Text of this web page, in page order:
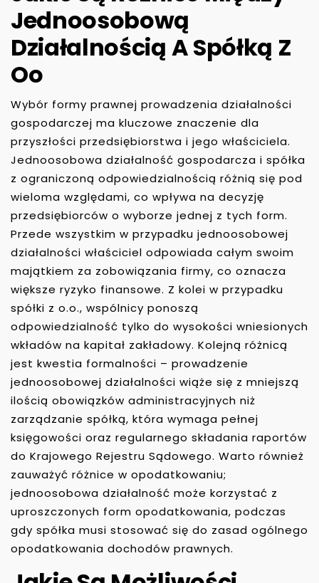
Jednoosobową
Działalnością A Spółką Z
Oo
Wybór formy prawnej prowadzenia działalności
gospodarczej ma kluczowe znaczenie dla
przyszłości przedsiębiorstwa i jego właściciela.
Jednoosobowa działalność gospodarcza i spółka
z ograniczoną odpowiedzialnością różnią się pod
wieloma względami, co wpływa na decyzję
przedsiębiorców o wyborze jednej z tych form.
Przede wszystkim w przypadku jednoosobowej
działalności właściciel odpowiada całym swoim
majątkiem za zobowiązania firmy, co oznacza
większe ryzyko finansowe. Z kolei w przypadku
spółki z o.o., wspólnicy ponoszą
odpowiedzialność tylko do wysokości wniesionych
wkładów na kapitał zakładowy. Kolejną różnicą
jest kwestia formalności – prowadzenie
jednoosobowej działalności wiąże się z mniejszą
ilością obowiązków administracyjnych niż
zarządzanie spółką, która wymaga pełnej
księgowości oraz regularnego składania raportów
do Krajowego Rejestru Sądowego. Warto również
zauważyć różnice w opodatkowaniu;
jednoosobowa działalność może korzystać z
uproszczonych form opodatkowania, podczas
gdy spółka musi stosować się do zasad ogólnego
opodatkowania dochodów prawnych.